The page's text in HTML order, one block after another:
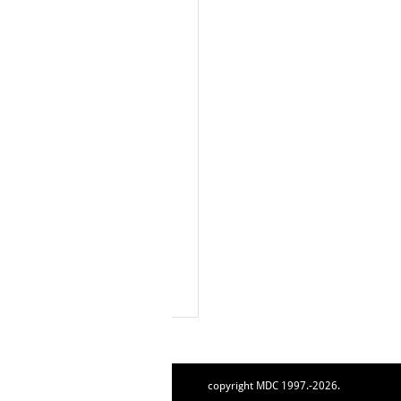
copyright MDC 1997.-2026.